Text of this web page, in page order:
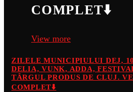
COMPLET⬇️
View more
ZILELE MUNICIPIULUI DEJ,
DELIA, VUNK, ADDA,
TÂRGUL PRODUS DE CLUJ.
COMPLET⬇️